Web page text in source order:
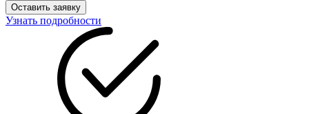
Оставить заявку
Узнать подробности